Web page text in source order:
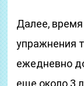
Далее,
упражнения
ежедневно
еще около 3